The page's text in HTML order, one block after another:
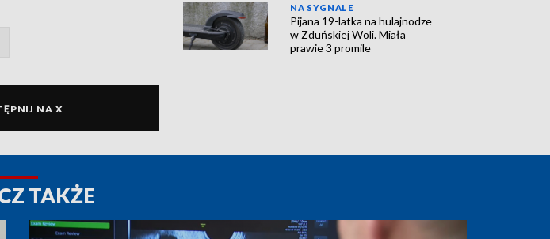
NA X
NA SYGNALE
Pijana 19-latka na hulajnodze
w Zduńskiej Woli. Miała
prawie 3 promile
TAKŻE